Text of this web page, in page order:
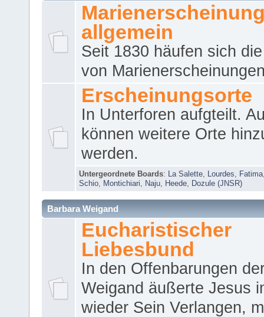
allgemein
Seit 1830 häufen sich
von
Erscheinungsorte
In Unterforen aufgteilt.
können weitere Orte
werden.
Untergeordnete Boards: La Salette Lourdes Fatima
Schio
Montichiari Naju Heede Dozule (JNSR)
Barbara Weigand
Eucharistischer
Liebesbund
In den Offenbarungen
Weigand äußerte Jesus
wieder Sein Verlangen,